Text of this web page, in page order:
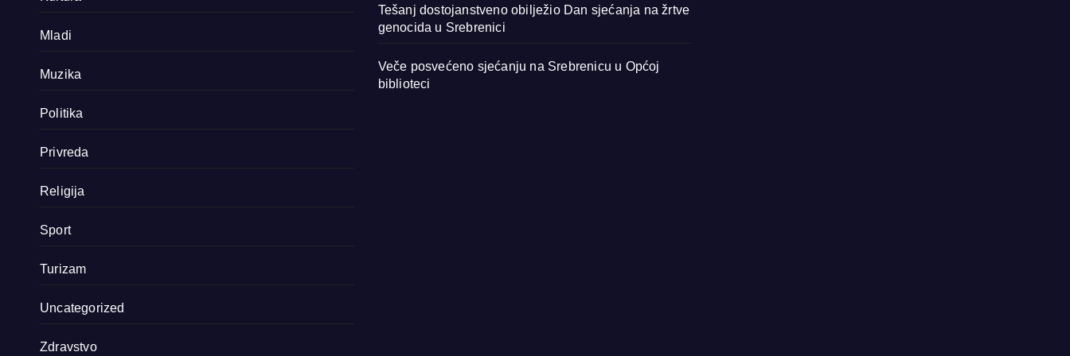
Mladi
Muzika
Politika
Privreda
Religija
Sport
Turizam
Uncategorized
Zdravstvo
Tešanj dostojanstveno obilježio Dan sjećanja na žrtve
genocida u Srebrenici
Veče posvećeno sjećanju na Srebrenicu u Općoj
biblioteci